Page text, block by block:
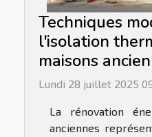
Techniques
l'isolation
maisons
Lundi 28 juillet 2025
La rénovation
anciennes